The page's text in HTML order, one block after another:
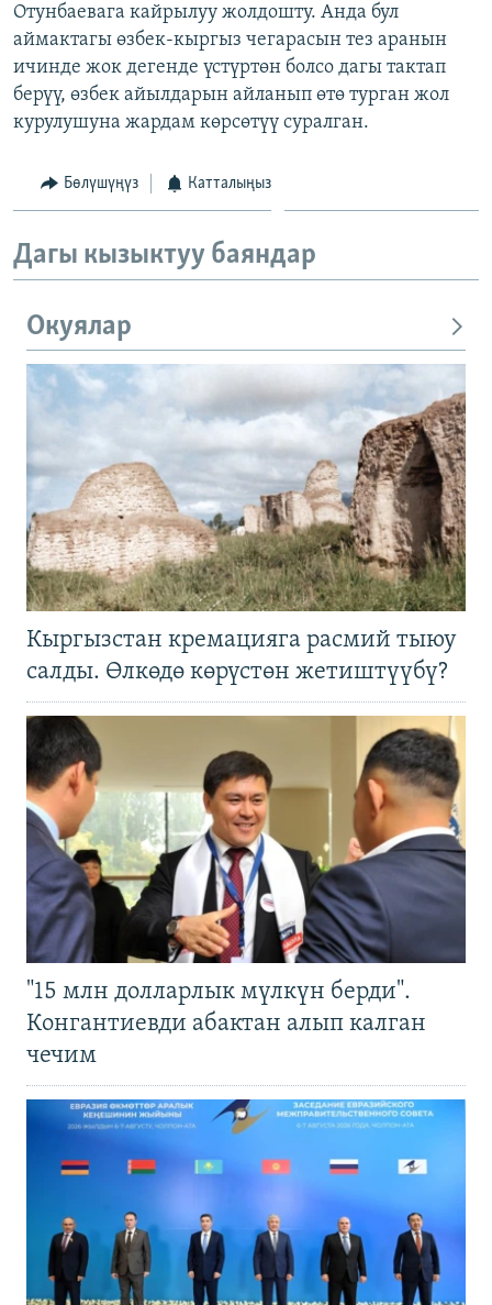
Отунбаевага кайрылуу жолдошту. Анда бул
аймактагы өзбек-кыргыз чегарасын тез аранын
ичинде жок дегенде үстүртөн болсо дагы тактап
берүү, өзбек айылдарын айланып өтө турган жол
курулушуна жардам көрсөтүү суралган.
Бөлүшүңүз Катталыңыз
Дагы кызыктуу баяндар
Окуялар
Кыргызстан кремацияга расмий тыюу
салды. Өлкөдө көрүстөн жетиштүүбү?
"15 млн долларлык мүлкүн берди".
Конгантиевди абактан алып калган
чечим